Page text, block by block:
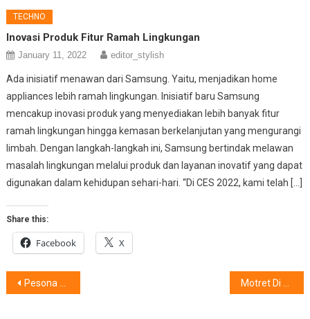
TECHNO
Inovasi Produk Fitur Ramah Lingkungan
January 11, 2022 editor_stylish
Ada inisiatif menawan dari Samsung. Yaitu, menjadikan home
appliances lebih ramah lingkungan. Inisiatif baru Samsung
mencakup inovasi produk yang menyediakan lebih banyak fitur
ramah lingkungan hingga kemasan berkelanjutan yang mengurangi
limbah. Dengan langkah-langkah ini, Samsung bertindak melawan
masalah lingkungan melalui produk dan layanan inovatif yang dapat
digunakan dalam kehidupan sehari-hari. “Di CES 2022, kami telah […]
Share this:
Facebook X
Post
Pesona Wewangian The Body Shop®